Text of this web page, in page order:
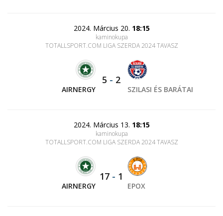
2024. Március 20. 18:15
kaminokupa
TOTALLSPORT.COM LIGA SZERDA 2024 TAVASZ
AIRNERGY
5 - 2
SZILASI ÉS BARÁTAI
2024. Március 13. 18:15
kaminokupa
TOTALLSPORT.COM LIGA SZERDA 2024 TAVASZ
AIRNERGY
17 - 1
EPOX